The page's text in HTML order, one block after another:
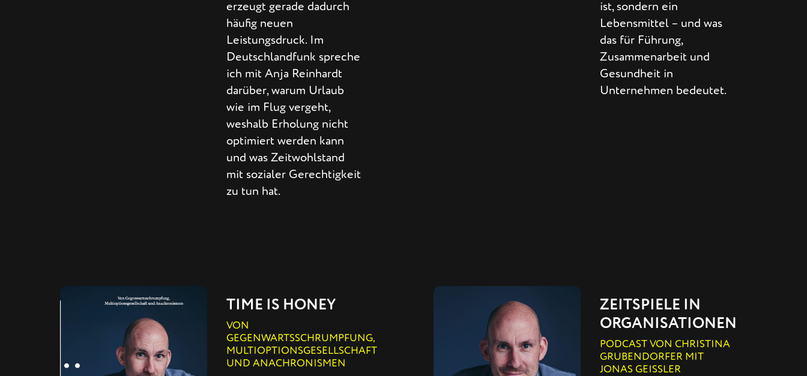
erzeugt gerade dadurch
häufig neuen
Leistungsdruck. Im
Deutschlandfunk spreche
ich mit Anja Reinhardt
darüber, warum Urlaub
wie im Flug vergeht,
weshalb Erholung nicht
optimiert werden kann
und was Zeitwohlstand
mit sozialer Gerechtigkeit
zu tun hat.
ist, sondern ein
Lebensmittel – und was
das für Führung,
Zusammenarbeit und
Gesundheit in
Unternehmen bedeutet.
TIME IS HONEY
VON
GEGENWARTSSCHRUMPFUNG,
MULTIOPTIONSGESELLSCHAFT
UND ANACHRONISMEN
ZEITSPIELE IN
ORGANISATIONEN
PODCAST VON CHRISTINA
GRUBENDORFER MIT
JONAS GEISSLER